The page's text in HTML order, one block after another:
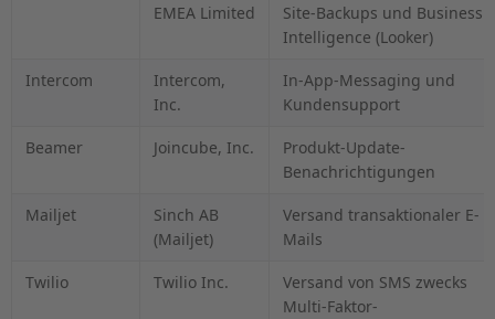
EMEA Limited
Site-Backups und Business
Intelligence (Looker)
Intercom
Intercom,
Inc.
In-App-Messaging und
Kundensupport
Beamer Joincube, Inc.
Produkt-Update-
Benachrichtigungen
Mailjet
Sinch AB
(Mailjet)
Versand transaktionaler E-
Mails
Twilio Twilio Inc.
Versand von SMS zwecks
Multi-Faktor-